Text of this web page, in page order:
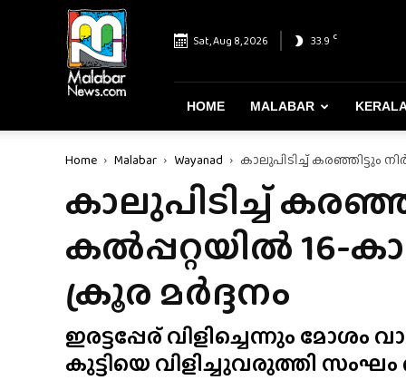
Malabar
News
–
Most
Reliable
Dependable
Portal
Sat, Aug 8, 2026 33.9 C
HOME MALABAR
Home Malabar Wayanad കാലുപിടിച്ച് കരഞ്ഞിട്ടും
കാലുപിടിച്ച്
കൽപ്പറ്റയിൽ 16-
ക്രൂര മർദ്ദനം
ഇരട്ടപ്പേര് വിളിച്ചെന്നും
കുട്ടിയെ വിളിച്ചുവരുത്തി സംഘം